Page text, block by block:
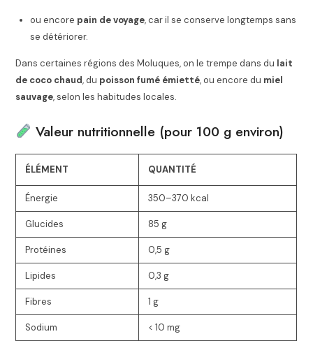
ou encore pain de voyage, car il se conserve longtemps sans
se détériorer.
Dans certaines régions des Moluques, on le trempe dans du lait
de coco chaud, du poisson fumé émietté, ou encore du miel
sauvage, selon les habitudes locales.
Valeur nutritionnelle (pour 100 g environ)
ÉLÉMENT QUANTITÉ
Énergie 350–370 kcal
Glucides 85 g
Protéines 0,5 g
Lipides 0,3 g
Fibres 1 g
Sodium < 10 mg